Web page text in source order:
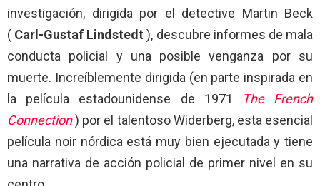
investigación, dirigida por el detective Martin Beck
( Carl-Gustaf Lindstedt ), descubre informes de mala
conducta policial y una posible venganza por su
muerte. Increíblemente dirigida (en parte inspirada en
la película estadounidense de 1971
The French
Connection) por el talentoso Widerberg, esta esencial
película noir nórdica está muy bien ejecutada y tiene
una narrativa de acción policial de primer nivel en su